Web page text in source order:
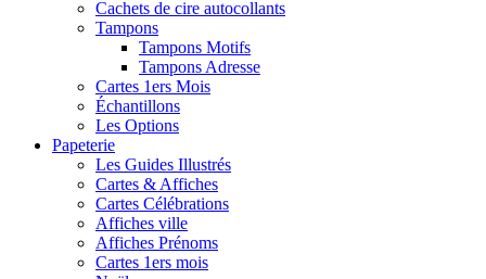
Cachets de cire autocollants
Tampons
Tampons Motifs
Tampons Adresse
Cartes 1ers Mois
Échantillons
Les Options
Papeterie
Les Guides Illustrés
Cartes & Affiches
Cartes Célébrations
Affiches ville
Affiches Prénoms
Cartes 1ers mois